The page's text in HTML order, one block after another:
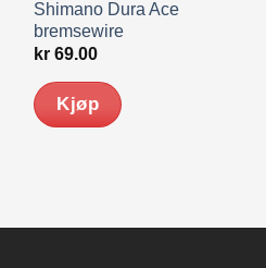
Shimano Dura Ace
bremsewire
kr69.00
Kjøp